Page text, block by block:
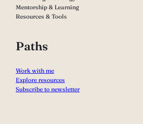
Mentorship & Learning
Resources & Tools
Paths
Work with me
Explore resources
Subscribe to newsletter